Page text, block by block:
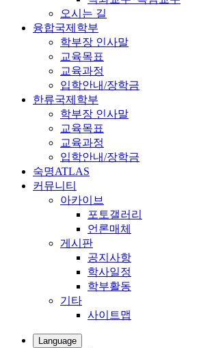
오시는 길
융합국제학부
학부장 인사말
교육목표
교육과정
입학안내/장학금
한류국제학부
학부장 인사말
교육목표
교육과정
입학안내/장학금
숙명ATLAS
커뮤니티
아카이브
포토갤러리
언론매체
게시판
공지사항
학사일정
학부활동
기타
사이트맵
Language